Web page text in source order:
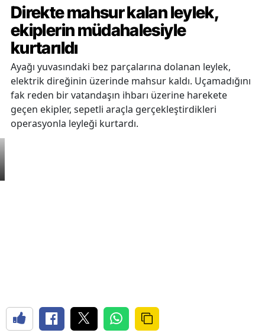
Direkte mahsur kalan leylek,
ekiplerin müdahalesiyle
kurtarıldı
Ayağı yuvasındaki bez parçalarına dolanan leylek,
elektrik direğinin üzerinde mahsur kaldı. Uçamadığını
fak reden bir vatandaşın ihbarı üzerine harekete
geçen ekipler, sepetli araçla gerçekleştirdikleri
operasyonla leyleği kurtardı.